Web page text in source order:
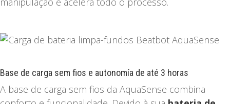
Base de carga sem fios e autonomía de até 3 horas
A base de carga sem fios da AquaSense combina